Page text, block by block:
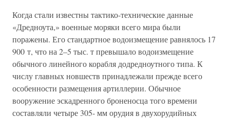
Когда стали известны тактико-технические данные
«Дредноута,» военные моряки всего мира были
поражены. Его стандартное водоизмещение равнялось 17
900 т, что на 2–5 тыс. т превышало водоизмещение
обычного линейного корабля додредноутного типа. К
числу главных новшеств принадлежали прежде всего
особенности размещения артиллерии. Обычное
вооружение эскадренного броненосца того времени
составляли четыре 305- мм орудия в двухорудийных